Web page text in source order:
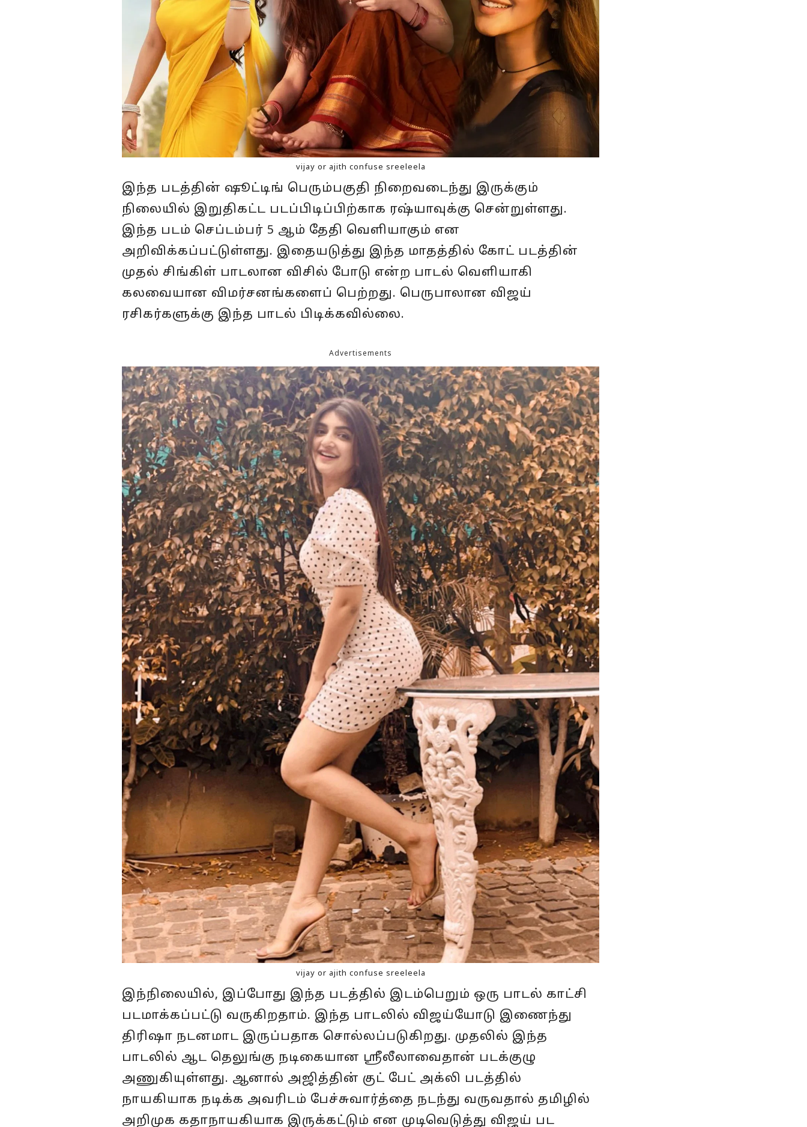
vijay or ajith confuse sreeleela
இந்த படத்தின் ஷூட்டிங் பெரும்பகுதி நிறைவடைந்து இருக்கும்
நிலையில் இறுதிகட்ட படப்பிடிப்பிற்காக ரஷ்யாவுக்கு சென்றுள்ளது.
இந்த படம் செப்டம்பர் 5 ஆம் தேதி வெளியாகும் என
அறிவிக்கப்பட்டுள்ளது. இதையடுத்து இந்த மாதத்தில் கோட் படத்தின்
முதல் சிங்கிள் பாடலான விசில் போடு என்ற பாடல் வெளியாகி
கலவையான விமர்சனங்களைப் பெற்றது. பெருபாலான விஜய்
ரசிகர்களுக்கு இந்த பாடல் பிடிக்கவில்லை.
Advertisements
vijay or ajith confuse sreeleela
இந்நிலையில், இப்போது இந்த படத்தில் இடம்பெறும் ஒரு பாடல் காட்சி
படமாக்கப்பட்டு வருகிறதாம். இந்த பாடலில் விஜய்யோடு இணைந்து
திரிஷா நடனமாட இருப்பதாக சொல்லப்படுகிறது. முதலில் இந்த
பாடலில் ஆட தெலுங்கு நடிகையான ஸ்ரீலீலாவைதான் படக்குழு
அணுகியுள்ளது. ஆனால் அஜித்தின் குட் பேட் அக்லி படத்தில்
நாயகியாக நடிக்க அவரிடம் பேச்சுவார்த்தை நடந்து வருவதால் தமிழில்
அறிமுக கதாநாயகியாக இருக்கட்டும் என முடிவெடுத்து விஜய் பட